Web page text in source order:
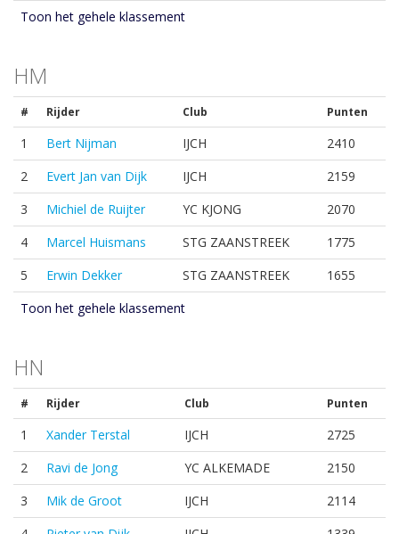
Toon het gehele klassement
HM
# Rijder Club Punten
1 Bert Nijman IJCH
2410
2
Evert Jan van Dijk IJCH
2159
3
Michiel de Ruijter YC KJONG
2070
4
Marcel Huismans STG ZAANSTREEK
1775
5
Erwin Dekker STG ZAANSTREEK
1655
Toon het gehele klassement
HN
# Rijder Club Punten
1 Xander Terstal IJCH
2725
2
Ravi de Jong YC ALKEMADE
2150
3
Mik de Groot IJCH
2114